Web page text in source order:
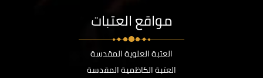
مواقع العتبات
العتبة العلوية المقدسة
العتبة الكاظمية المقدسة